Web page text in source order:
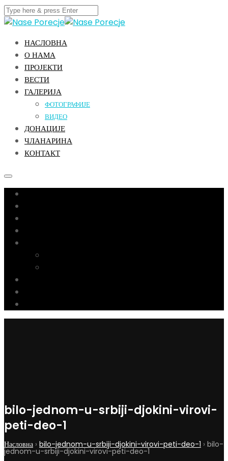
НАСЛОВНА
О НАМА
ПРОЈЕКТИ
ВЕСТИ
ГАЛЕРИЈА
ФОТОГРАФИЈЕ
ВИДЕО
ДОНАЦИЈЕ
ЧЛАНАРИНА
КОНТАКТ
bilo-jednom-u-srbiji-djokini-virovi-
peti-deo-1
Насловна › bilo-jednom-u-srbiji-djokini-virovi-peti-deo-1 › bilo-
jednom-u-srbiji-djokini-virovi-peti-deo-1